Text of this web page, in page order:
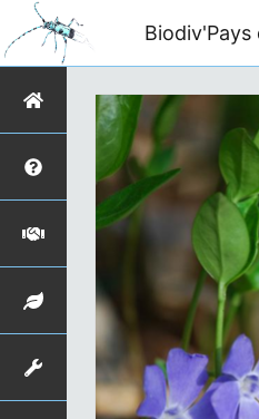
Biodiv'Pays